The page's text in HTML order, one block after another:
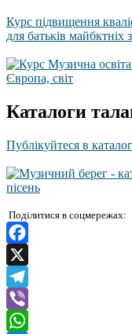
Курс підвищення
для батьків майбктніх
Каталоги
Публікуйтеся в
Поділитися в соцмережах:
Facebook
X
Telegram
Viber